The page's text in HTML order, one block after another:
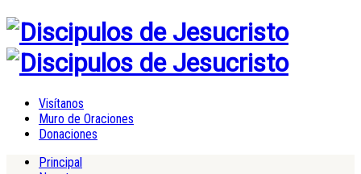
Visítanos
Muro de Oraciones
Donaciones
Principal